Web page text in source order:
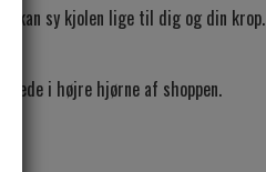
kan sy kjolen lige til dig og din krop.
nede i højre hjørne af shoppen.